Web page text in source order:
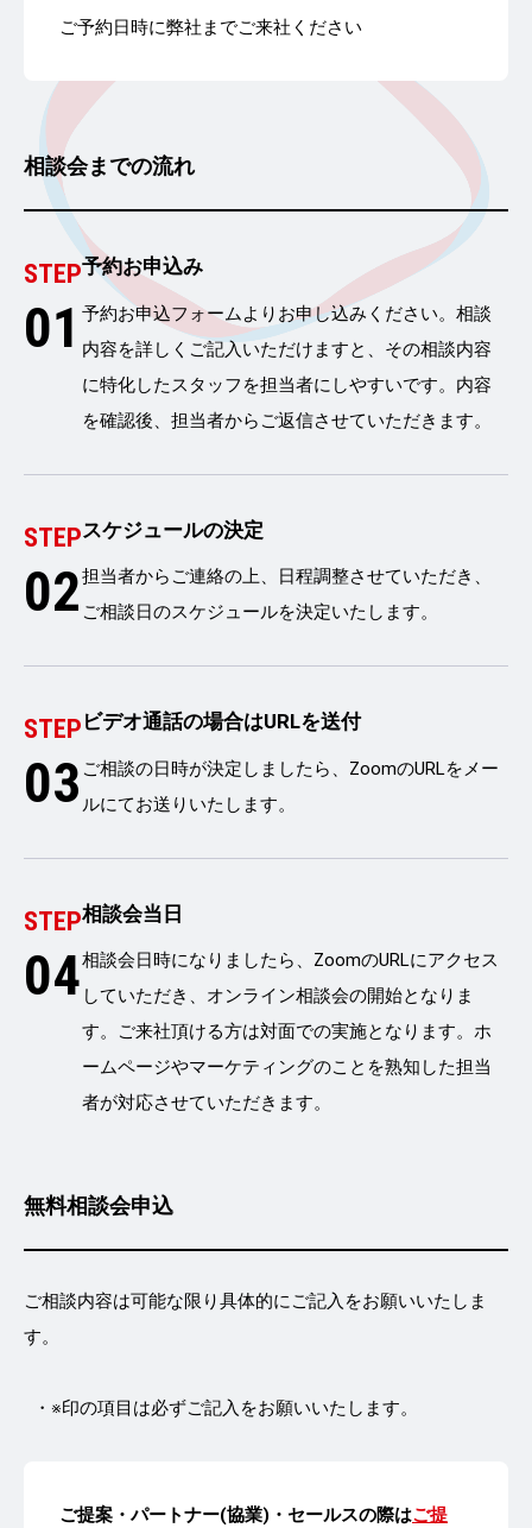
ご予約日時に弊社までご来社ください
相談会までの流れ
STEP
01
予約お申込み
予約お申込フォームよりお申し込みください。相談
内容を詳しくご記入いただけますと、その相談内容
に特化したスタッフを担当者にしやすいです。内容
を確認後、担当者からご返信させていただきます。
STEP
02
スケジュールの決定
担当者からご連絡の上、日程調整させていただき、
ご相談日のスケジュールを決定いたします。
STEP
03
ビデオ通話の場合はURLを送付
ご相談の日時が決定しましたら、ZoomのURLをメー
ルにてお送りいたします。
STEP
04
相談会当日
相談会日時になりましたら、ZoomのURLにアクセス
していただき、オンライン相談会の開始となりま
す。ご来社頂ける方は対面での実施となります。ホ
ームページやマーケティングのことを熟知した担当
者が対応させていただきます。
無料相談会申込
ご相談内容は可能な限り具体的にご記入をお願いいたしま
す。
※印の項目は必ずご記入をお願いいたします。
ご提案・パートナー(協業)・セールスの際はご提